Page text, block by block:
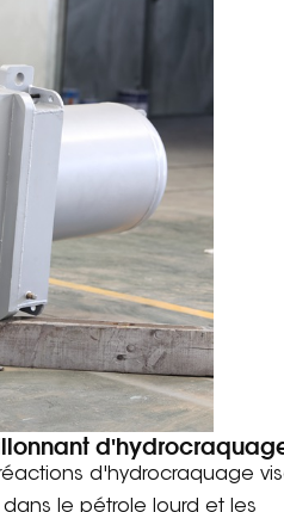
d'hydrocraquage
le pétrole lourd et les